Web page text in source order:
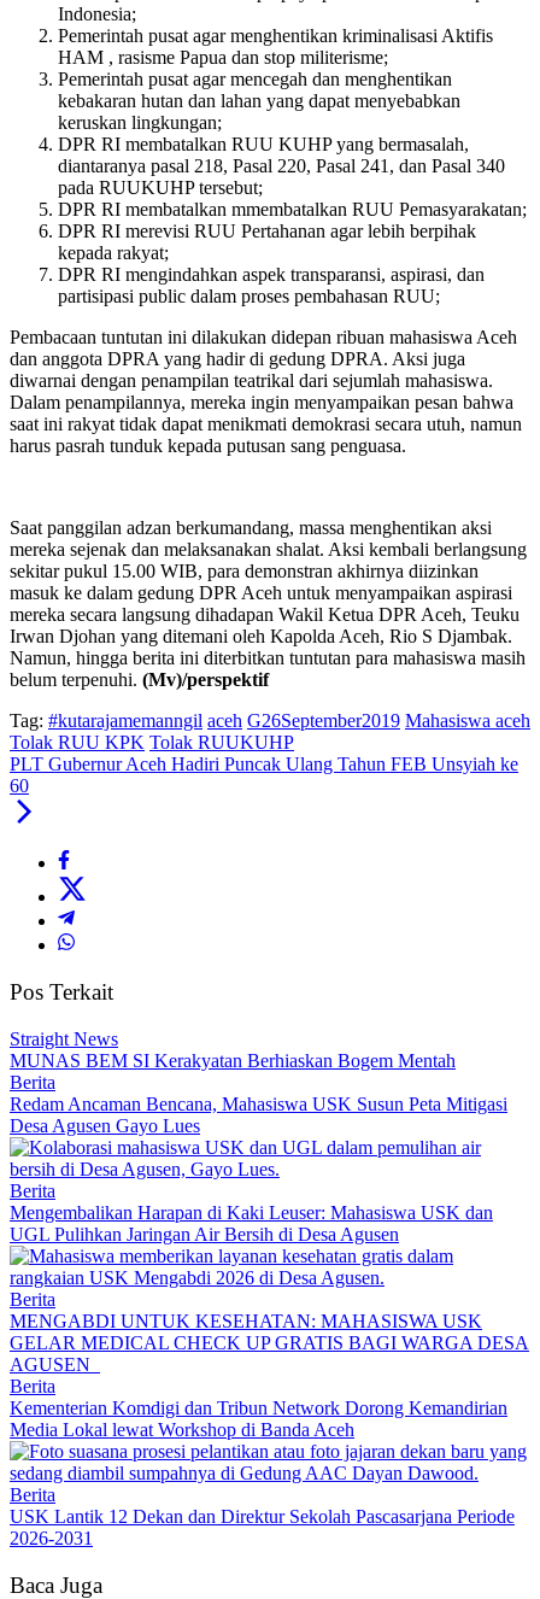
Indonesia;
Pemerintah pusat agar menghentikan kriminalisasi Aktifis
HAM , rasisme Papua dan stop militerisme;
Pemerintah pusat agar mencegah dan menghentikan
kebakaran hutan dan lahan yang dapat menyebabkan
keruskan lingkungan;
DPR RI membatalkan RUU KUHP yang bermasalah,
diantaranya pasal 218, Pasal 220, Pasal 241, dan Pasal 340
pada RUUKUHP tersebut;
DPR RI membatalkan mmembatalkan RUU Pemasyarakatan;
DPR RI merevisi RUU Pertahanan agar lebih berpihak
kepada rakyat;
DPR RI mengindahkan aspek transparansi, aspirasi, dan
partisipasi public dalam proses pembahasan RUU;
Pembacaan tuntutan ini dilakukan didepan ribuan mahasiswa Aceh
dan anggota DPRA yang hadir di gedung DPRA. Aksi juga
diwarnai dengan penampilan teatrikal dari sejumlah mahasiswa.
Dalam penampilannya, mereka ingin menyampaikan pesan bahwa
saat ini rakyat tidak dapat menikmati demokrasi secara utuh, namun
harus pasrah tunduk kepada putusan sang penguasa.
Saat panggilan adzan berkumandang, massa menghentikan aksi
mereka sejenak dan melaksanakan shalat. Aksi kembali berlangsung
sekitar pukul 15.00 WIB, para demonstran akhirnya diizinkan
masuk ke dalam gedung DPR Aceh untuk menyampaikan aspirasi
mereka secara langsung dihadapan Wakil Ketua DPR Aceh, Teuku
Irwan Djohan yang ditemani oleh Kapolda Aceh, Rio S Djambak.
Namun, hingga berita ini diterbitkan tuntutan para mahasiswa masih
belum terpenuhi. (Mv)/perspektif
Tag: #kutarajamemanngil aceh G26September2019 Mahasiswa aceh
Tolak RUU KPK Tolak RUUKUHP
PLT Gubernur Aceh Hadiri Puncak Ulang Tahun FEB Unsyiah ke
60
Pos Terkait
Straight News
MUNAS BEM SI Kerakyatan Berhiaskan Bogem Mentah
Berita
Redam Ancaman Bencana, Mahasiswa USK Susun Peta Mitigasi
Desa Agusen Gayo Lues
Berita
Mengembalikan Harapan di Kaki Leuser: Mahasiswa USK dan
UGL Pulihkan Jaringan Air Bersih di Desa Agusen
Berita
MENGABDI UNTUK KESEHATAN: MAHASISWA USK
GELAR MEDICAL CHECK UP GRATIS BAGI WARGA DESA
AGUSEN
Berita
Kementerian Komdigi dan Tribun Network Dorong Kemandirian
Media Lokal lewat Workshop di Banda Aceh
Berita
USK Lantik 12 Dekan dan Direktur Sekolah Pascasarjana Periode
2026-2031
Baca Juga